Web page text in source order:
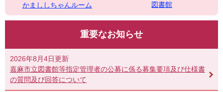
かまししちゃんルーム 図書館
重要なお知らせ
2026年8月4日更新
嘉麻市立図書館等指定管理者の公募に係る募集要項及び仕様書
の質問及び回答について